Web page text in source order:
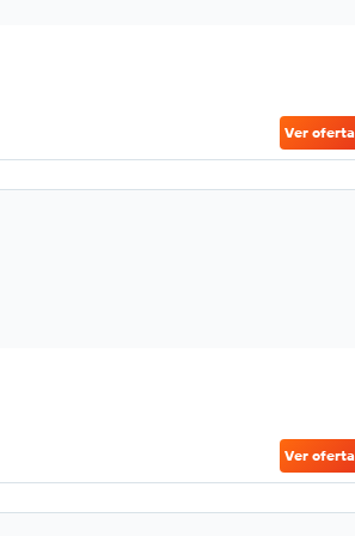
Ver oferta
Ver oferta